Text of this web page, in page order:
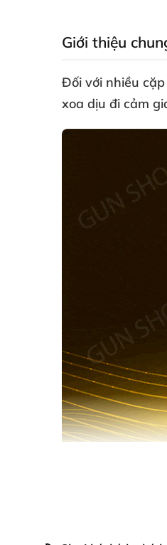
Giới thiệu
Đối với nhiều
xoa dịu đi cảm